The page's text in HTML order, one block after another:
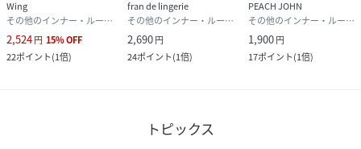
Wing
その他のインナー・ルームウェア
2,524円 15%OFF
22ポイント(1倍)
fran de lingerie
その他のインナー・ルームウェア
2,690円
24ポイント(1倍)
PEACH JOHN
その他のインナー・ルームウェア
1,900円
17ポイント(1倍)
トピックス